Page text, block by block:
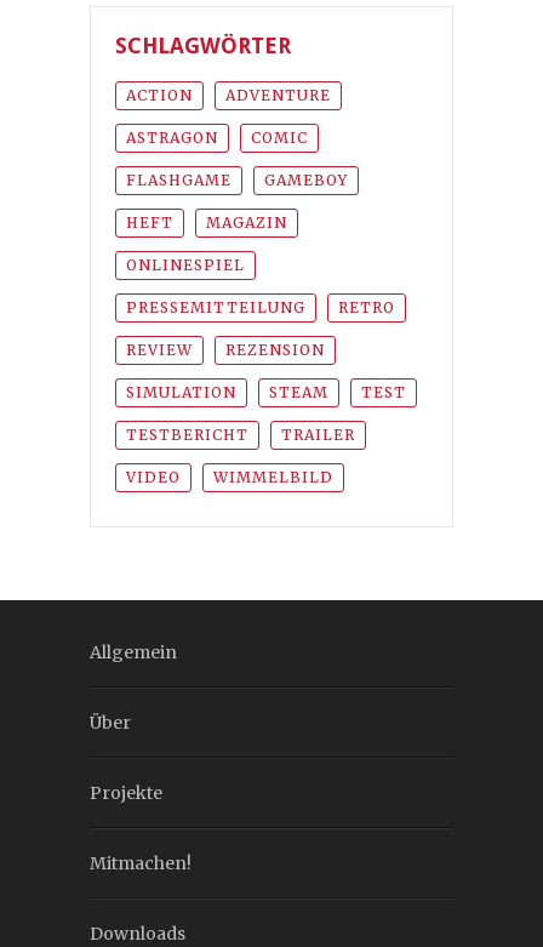
SCHLAGWÖRTER
ACTION ADVENTURE
ASTRAGON COMIC
FLASHGAME GAMEBOY
HEFT MAGAZIN
ONLINESPIEL
PRESSEMITTEILUNG RETRO
REVIEW REZENSION
SIMULATION STEAM TEST
TESTBERICHT TRAILER
VIDEO WIMMELBILD
Allgemein
Über
Projekte
Mitmachen!
Downloads